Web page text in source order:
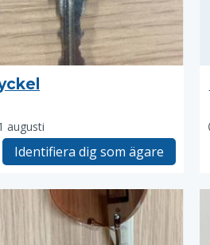
augusti
Identifiera dig som ägare